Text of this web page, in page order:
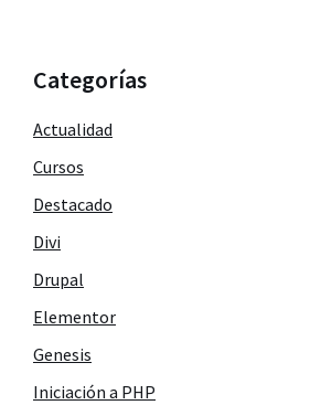
Categorías
Actualidad
Cursos
Destacado
Divi
Drupal
Elementor
Genesis
Iniciación a PHP